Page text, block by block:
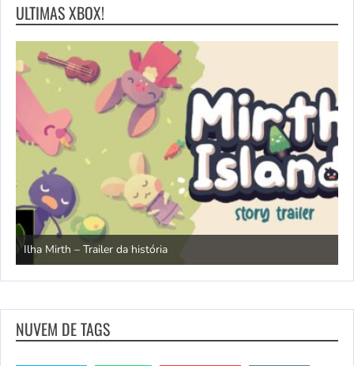
ULTIMAS XBOX!
Ilha Mirth – Trailer da história
NUVEM DE TAGS